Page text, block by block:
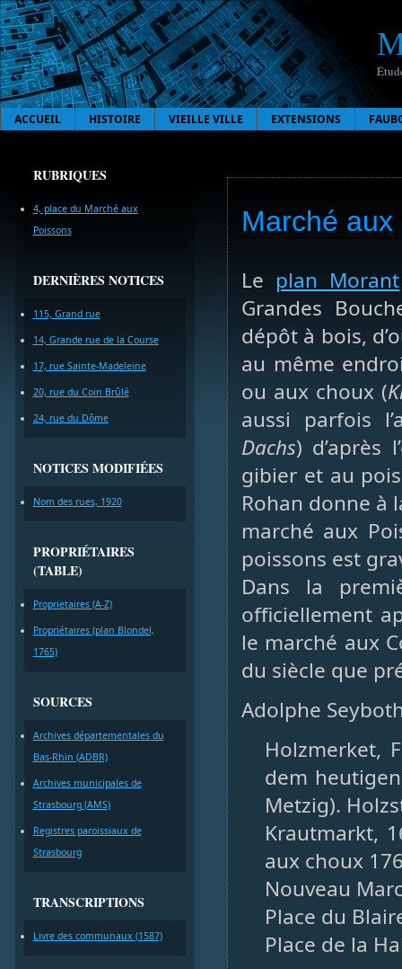
ACCUEIL HISTOIRE VIEILLE VILLE EXTENSIONS
RUBRIQUES
4, place du Marché aux
Poissons
DERNIÈRES NOTICES
115, Grand rue
14, Grande rue de la Course
17, rue Sainte-Madeleine
20, rue du Coin Brûlé
24, rue du Dôme
NOTICES MODIFIÉES
Nom des rues, 1920
PROPRIÉTAIRES
(TABLE)
Proprietaires (A-Z)
Propriétaires (plan Blondel,
1765)
SOURCES
Archives départementales du
Bas-Rhin (ADBR)
Archives municipales de
Strasbourg (AMS)
Registres paroissiaux de
Strasbourg
TRANSCRIPTIONS
Livre des communaux (1587)
Marché
Le plan Morant
Grandes
dépôt à bois,
au même
ou aux choux (
aussi parfois
Dachs) d’après
gibier et au
Rohan donne à
marché aux
poissons est
Dans la
officiellement
le marché aux
du siècle que
Adolphe
Holzmerket,
dem
Metzig).
Krautmarkt,
aux choux
Nouveau
Place du
Place de la